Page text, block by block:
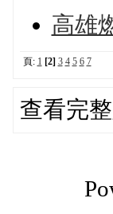
高雄
頁: 1 [2] 3 4 5 6 7
查看完